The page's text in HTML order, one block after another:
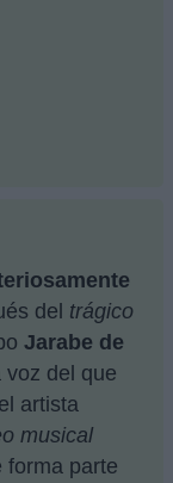
del trágico
Jarabe de
del que
artista
musical
forma parte